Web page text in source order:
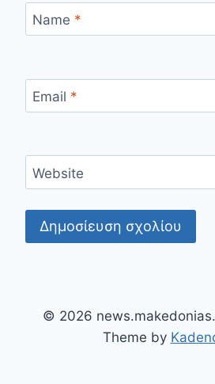
Name *
Email *
Website
© 2026
Theme by